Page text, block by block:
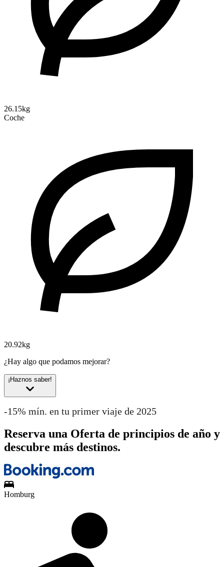
26.15kg
Coche
20.92kg
¿Hay algo que podamos mejorar?
¡Haznos saber!
-15% mín. en tu primer viaje de 2025
Reserva una Oferta de principios de año y
descubre más destinos.
Homburg